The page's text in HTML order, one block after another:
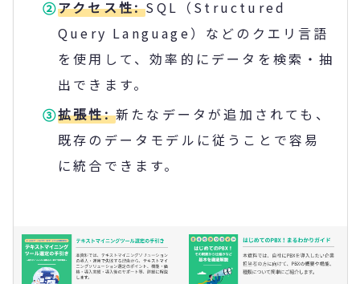
アクセス性:SQL（Structured
Query Language）などのクエリ言語
を使用して、効率的にデータを検索・抽
出できます。
拡張性:新たなデータが追加されても、
既存のデータモデルに従うことで容易
に統合できます。